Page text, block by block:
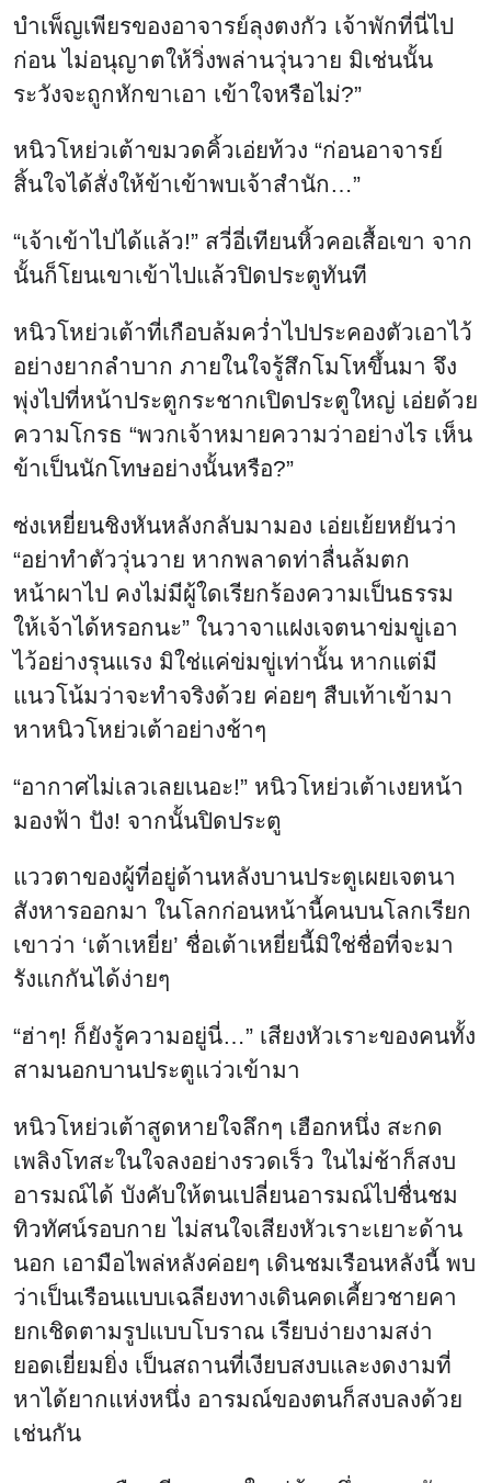
บำเพ็ญเพียรของอาจารย์ลุงตงกัว เจ้าพักที่นี่ไป
ก่อน ไม่อนุญาตให้วิ่งพล่านวุ่นวาย มิเช่นนั้น
ระวังจะถูกหักขาเอา เข้าใจหรือไม่?”
หนิวโหย่วเต้าขมวดคิ้วเอ่ยท้วง “ก่อนอาจารย์
สิ้นใจได้สั่งให้ข้าเข้าพบเจ้าสำนัก…”
“เจ้าเข้าไปได้แล้ว!” สวี่อี่เทียนหิ้วคอเสื้อเขา จาก
นั้นก็โยนเขาเข้าไปแล้วปิดประตูทันที
หนิวโหย่วเต้าที่เกือบล้มคว่ำไปประคองตัวเอาไว้
อย่างยากลำบาก ภายในใจรู้สึกโมโหขึ้นมา จึง
พุ่งไปที่หน้าประตูกระชากเปิดประตูใหญ่ เอ่ยด้วย
ความโกรธ “พวกเจ้าหมายความว่าอย่างไร เห็น
ข้าเป็นนักโทษอย่างนั้นหรือ?”
ซ่งเหยี่ยนชิงหันหลังกลับมามอง เอ่ยเย้ยหยันว่า
“อย่าทำตัววุ่นวาย หากพลาดท่าลื่นล้มตก
หน้าผาไป คงไม่มีผู้ใดเรียกร้องความเป็นธรรม
ให้เจ้าได้หรอกนะ” ในวาจาแฝงเจตนาข่มขู่เอา
ไว้อย่างรุนแรง มิใช่แค่ข่มขู่เท่านั้น หากแต่มี
แนวโน้มว่าจะทำจริงด้วย ค่อยๆ สืบเท้าเข้ามา
หาหนิวโหย่วเต้าอย่างช้าๆ
“อากาศไม่เลวเลยเนอะ!” หนิวโหย่วเต้าเงยหน้า
มองฟ้า ปัง! จากนั้นปิดประตู
แววตาของผู้ที่อยู่ด้านหลังบานประตูเผยเจตนา
สังหารออกมา ในโลกก่อนหน้านี้คนบนโลกเรียก
เขาว่า ‘เต้าเหยี่ย’ ชื่อเต้าเหยี่ยนี้มิใช่ชื่อที่จะมา
รังแกกันได้ง่ายๆ
“ฮ่าๆ! ก็ยังรู้ความอยู่นี่…” เสียงหัวเราะของคนทั้ง
สามนอกบานประตูแว่วเข้ามา
หนิวโหย่วเต้าสูดหายใจลึกๆ เฮือกหนึ่ง สะกด
เพลิงโทสะในใจลงอย่างรวดเร็ว ในไม่ช้าก็สงบ
อารมณ์ได้ บังคับให้ตนเปลี่ยนอารมณ์ไปชื่นชม
ทิวทัศน์รอบกาย ไม่สนใจเสียงหัวเราะเยาะด้าน
นอก เอามือไพล่หลังค่อยๆ เดินชมเรือนหลังนี้ พบ
ว่าเป็นเรือนแบบเฉลียงทางเดินคดเคี้ยวชายคา
ยกเชิดตามรูปแบบโบราณ เรียบง่ายงามสง่า
ยอดเยี่ยมยิ่ง เป็นสถานที่เงียบสงบและงดงามที่
หาได้ยากแห่งหนึ่ง อารมณ์ของตนก็สงบลงด้วย
เช่นกัน